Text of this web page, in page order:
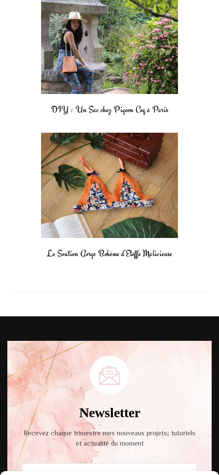
DIY : Un Sac chez Pigeon Coq à Paris
Le Soutien Gorge Bohème d’Etoffe Malicieuse
Newsletter
Recevez chaque trimestre mes nouveaux projets; tutoriels
et actualité du moment